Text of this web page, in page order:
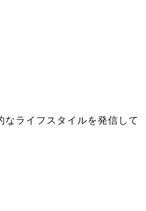
ライフスタイルを発信して